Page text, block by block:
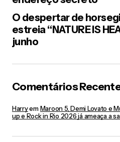
O despertar de
estreia “NATURE IS
junho
Comentários
HarryemMaroon 5, Demi Lovato e
up e Rock in Rio 2026 já ameaça a